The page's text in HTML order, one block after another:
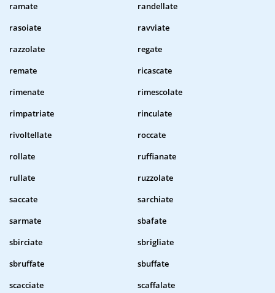
ramate
randellate
rasoiate
ravviate
razzolate
regate
remate
ricascate
rimenate
rimescolate
rimpatriate
rinculate
rivoltellate
roccate
rollate
ruffianate
rullate
ruzzolate
saccate
sarchiate
sarmate
sbafate
sbirciate
sbrigliate
sbruffate
sbuffate
scacciate
scaffalate